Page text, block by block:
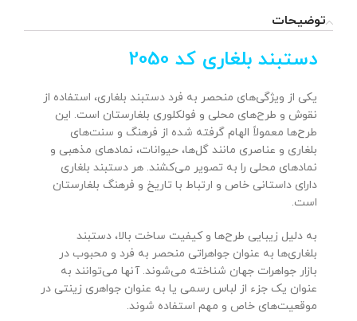
توضیحات
دستبند بلغاری کد 2050
یکی از ویژگی‌های منحصر به فرد دستبند بلغاری، استفاده از
نقوش و طرح‌های محلی و فولکلوری بلغارستان است. این
طرح‌ها معمولاً الهام گرفته شده از فرهنگ و سنت‌های
بلغاری و عناصری مانند گل‌ها، حیوانات، نمادهای مذهبی و
نمادهای محلی را به تصویر می‌کشند. هر دستبند بلغاری
دارای داستانی خاص و ارتباط با تاریخ و فرهنگ بلغارستان
است.
به دلیل زیبایی طرح‌ها و کیفیت ساخت بالا، دستبند
بلغاری‌ها به عنوان جواهراتی منحصر به فرد و محبوب در
بازار جواهرات جهان شناخته می‌شوند. آنها می‌توانند به
عنوان یک جزء از لباس رسمی یا به عنوان جواهری زینتی در
موقعیت‌های خاص و مهم استفاده شوند.